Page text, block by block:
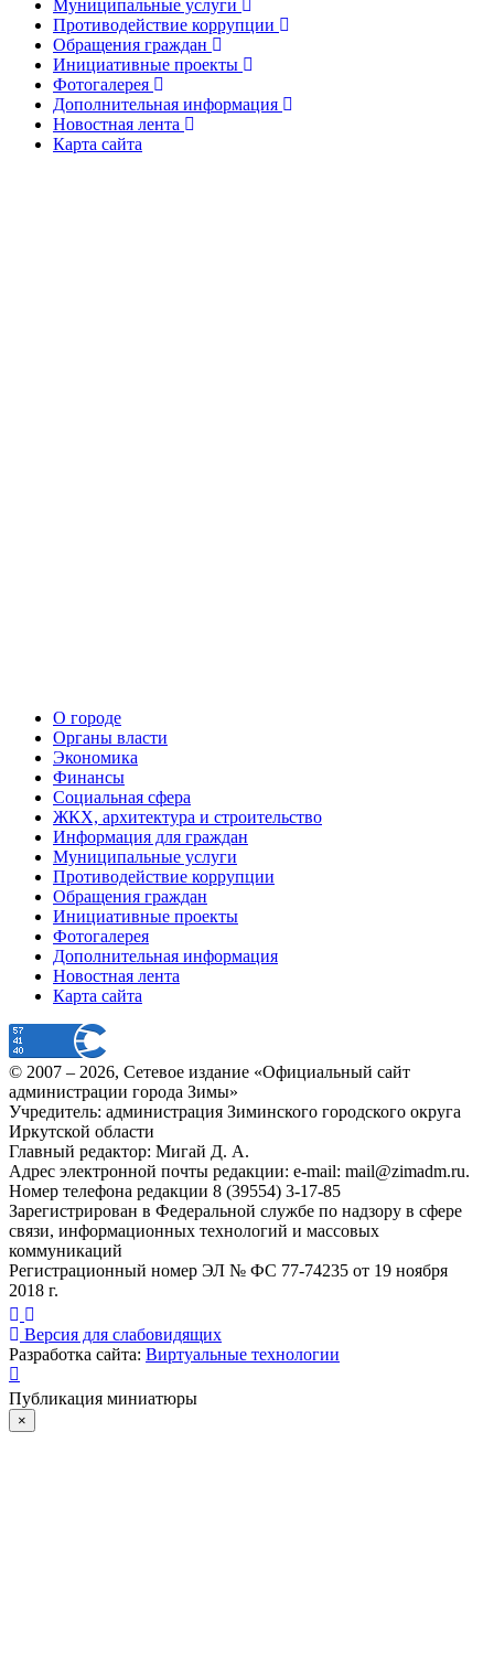
Муниципальные услуги
Противодействие коррупции
Обращения граждан
Инициативные проекты
Фотогалерея
Дополнительная информация
Новостная лента
Карта сайта
О городе
Органы власти
Экономика
Финансы
Социальная сфера
ЖКХ, архитектура и строительство
Информация для граждан
Муниципальные услуги
Противодействие коррупции
Обращения граждан
Инициативные проекты
Фотогалерея
Дополнительная информация
Новостная лента
Карта сайта
© 2007 – 2026, Сетевое издание «Официальный сайт
администрации города Зимы»
Учредитель: администрация Зиминского городского округа
Иркутской области
Главный редактор: Мигай Д. А.
Адрес электронной почты редакции: e-mail: mail@zimadm.ru.
Номер телефона редакции 8 (39554) 3-17-85
Зарегистрирован в Федеральной службе по надзору в сфере
связи, информационных технологий и массовых
коммуникаций
Регистрационный номер ЭЛ № ФС 77-74235 от 19 ноября
2018 г.
Версия для слабовидящих
Разработка сайта: Виртуальные технологии
Публикация миниатюры
×